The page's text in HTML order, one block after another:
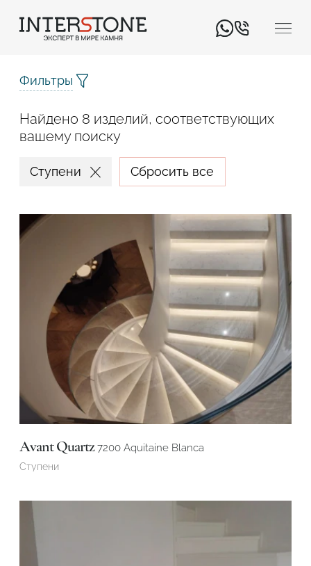
Фильтры
Найдено 8 изделий, соответствующих
вашему поиску
Ступени Сбросить все
Avant Quartz7200 Aquitaine Blanca
Ступени
Обработчик Дизайнер